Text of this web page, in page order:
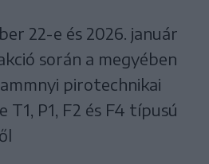
22-e és 2026. január
során a megyében
pirotechnikai
P1, F2 és F4 típusú